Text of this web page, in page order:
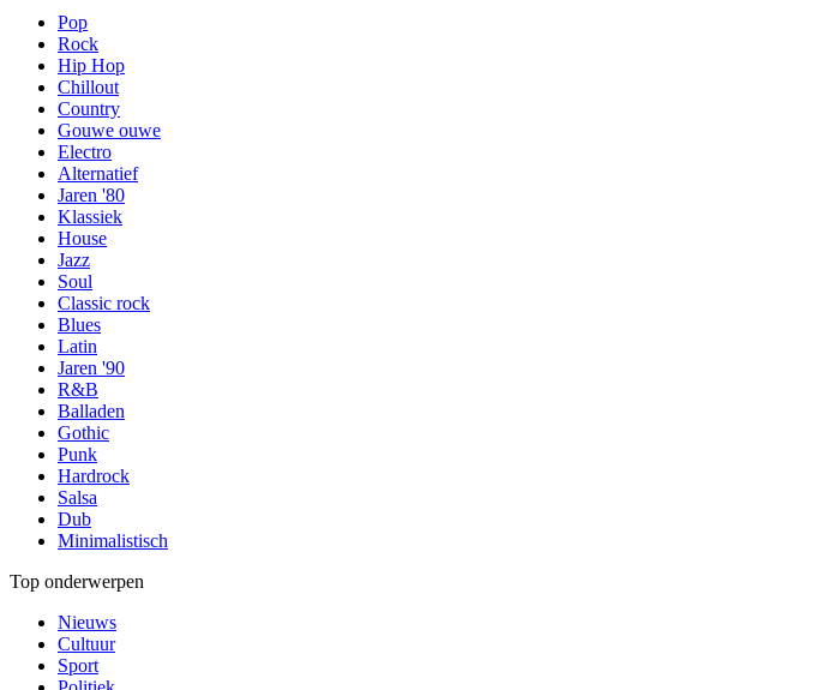
Pop
Rock
Hip Hop
Chillout
Country
Gouwe ouwe
Electro
Alternatief
Jaren '80
Klassiek
House
Jazz
Soul
Classic rock
Blues
Latin
Jaren '90
R&B
Balladen
Gothic
Punk
Hardrock
Salsa
Dub
Minimalistisch
Top onderwerpen
Nieuws
Cultuur
Sport